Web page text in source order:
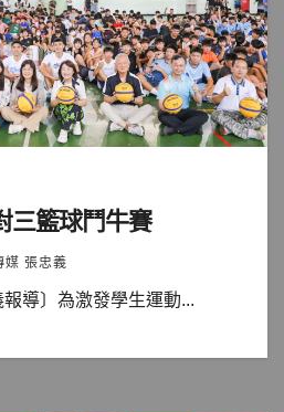
三籃球鬥牛賽
媒 張忠義
報導〕為激發學生運動...